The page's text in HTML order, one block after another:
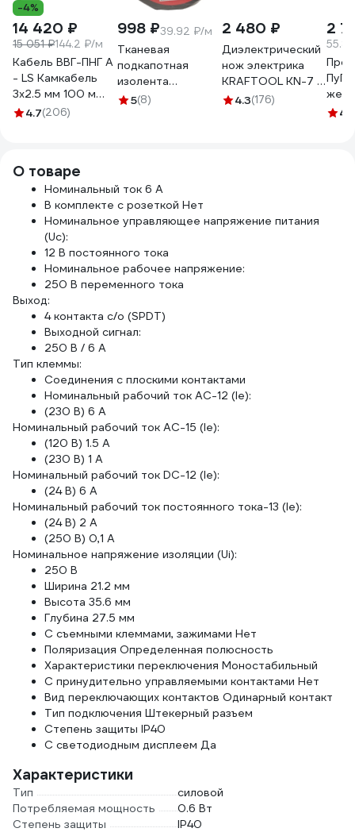
-4%
14 420 ₽
15 051 ₽144.2 ₽/м
Кабель ВВГ-ПНГ А
- LS Камкабель
3x2.5 мм 100 м
ГОСТ
4.7(206)
998 ₽39.92 ₽/м
Тканевая
подкапотная
изолента
Terminator Izt
5(8)
2 480 ₽
Диэлектрический
нож электрика
KRAFTOOL KN-7 с
пяткой, изогнутый
4.3(176)
2
ПуГВ
50м
4.9
О товаре
Номинальный ток 6 А
В комплекте с розеткой Нет
Номинальное управляющее напряжение питания
(Uс):
12 В постоянного тока
Номинальное рабочее напряжение:
250 В переменного тока
Выход:
4 контакта c/o (SPDT)
Выходной сигнал:
250 В / 6 А
Тип клеммы:
Соединения с плоскими контактами
Номинальный рабочий ток AC-12 (Ie):
(230 В) 6 А
Номинальный рабочий ток AC-15 (Ie):
(120 В) 1.5 A
(230 В) 1 А
Номинальный рабочий ток DC-12 (Ie):
(24 В) 6 А
Номинальный рабочий ток постоянного тока-13 (Ie):
(24 В) 2 А
(250 В) 0,1 А
Номинальное напряжение изоляции (Ui):
250 В
Ширина 21.2 мм
Высота 35.6 мм
Глубина 27.5 мм
С съемными клеммами, зажимами Нет
Поляризация Определенная полюсность
Характеристики переключения Моностабильный
С принудительно управляемыми контактами Нет
Вид переключающих контактов Одинарный контакт
Тип подключения Штекерный разъем
Степень защиты IP40
С светодиодным дисплеем Да
Характеристики
Тип
силовой
Потребляемая мощность
0.6 Вт
Степень защиты
IP40